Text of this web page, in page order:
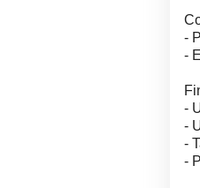
-
-
-
-
-
-